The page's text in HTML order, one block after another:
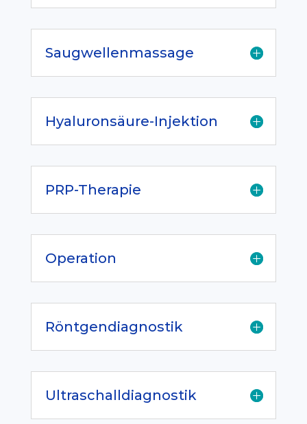
Saugwellenmassage
Hyaluronsäure-Injektion
PRP-Therapie
Operation
Röntgendiagnostik
Ultraschalldiagnostik